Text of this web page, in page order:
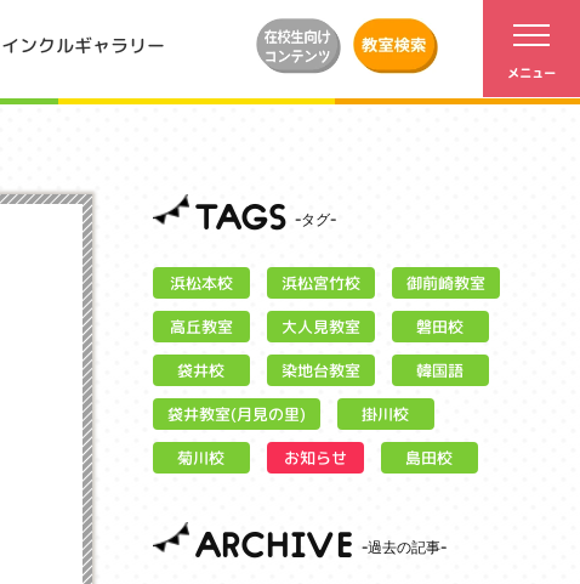
インクルギャラリー
TAGS
浜松本校 浜松宮竹校 御前崎教室
高丘教室 大人見教室
磐田校
袋井校
染地台教室 韓国語
袋井教室(月見の里)
掛川校
菊川校
お知らせ 島田校
ARCHIVE